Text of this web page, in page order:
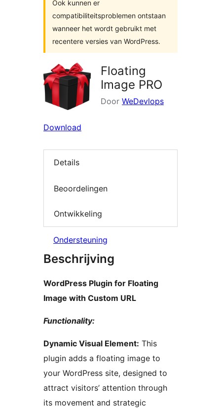
Ook kunnen er
compatibiliteitsproblemen ontstaan
wanneer het wordt gebruikt met
recentere versies van WordPress.
Floating
Image PRO
Door WeDevlops
Download
Details
Beoordelingen
Ontwikkeling
Ondersteuning
Beschrijving
WordPress Plugin for Floating
Image with Custom URL
Functionality:
Dynamic Visual Element: This
plugin adds a floating image to
your WordPress site, designed to
attract visitors’ attention through
its movement and strategic